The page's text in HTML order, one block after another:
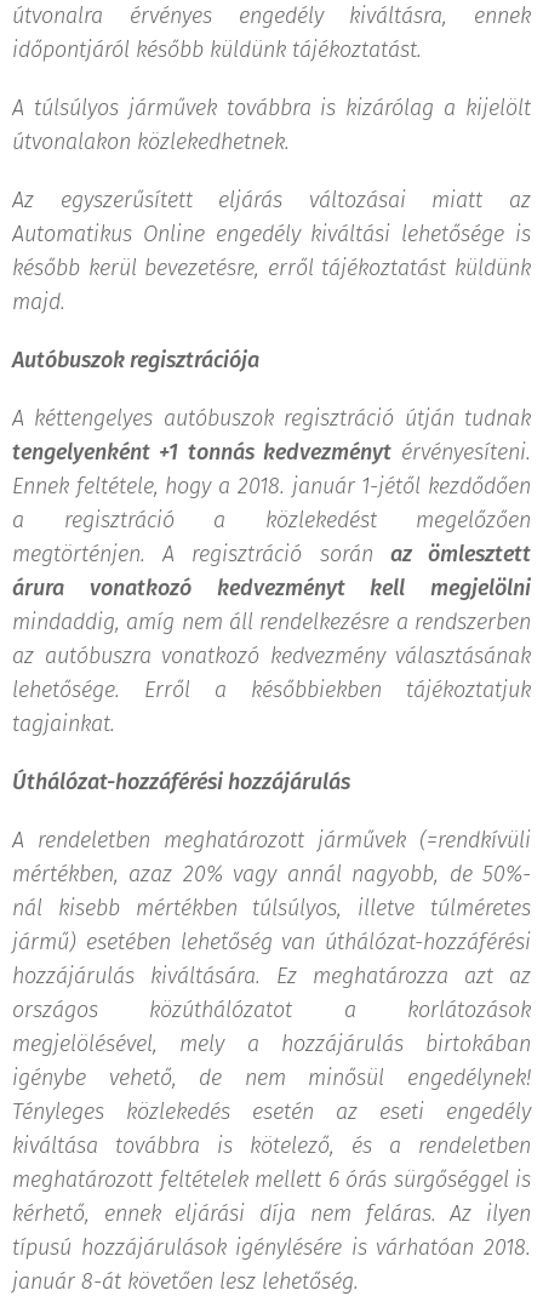
útvonalra érvényes engedély kiváltásra, ennek
időpontjáról később küldünk tájékoztatást.
A túlsúlyos járművek továbbra is kizárólag a kijelölt
útvonalakon közlekedhetnek.
Az egyszerűsített eljárás változásai miatt az
Automatikus Online engedély kiváltási lehetősége is
később kerül bevezetésre, erről tájékoztatást küldünk
majd.
Autóbuszok regisztrációja
A kéttengelyes autóbuszok regisztráció útján tudnak
tengelyenként +1 tonnás kedvezménytérvényesíteni.
Ennek feltétele, hogy a 2018. január 1-jétől kezdődően
a regisztráció a közlekedést megelőzően
megtörténjen. A regisztráció során az ömlesztett
árura vonatkozó kedvezményt kell megjelölni
mindaddig, amíg nem áll rendelkezésre a rendszerben
az autóbuszra vonatkozó kedvezmény választásának
lehetősége. Erről a későbbiekben tájékoztatjuk
tagjainkat.
Úthálózat-hozzáférési hozzájárulás
A rendeletben meghatározott járművek (=rendkívüli
mértékben, azaz 20% vagy annál nagyobb, de 50%-
nál kisebb mértékben túlsúlyos, illetve túlméretes
jármű) esetében lehetőség van úthálózat-hozzáférési
hozzájárulás kiváltására. Ez meghatározza azt az
országos közúthálózatot a korlátozások
megjelölésével, mely a hozzájárulás birtokában
igénybe vehető, de nem minősül engedélynek!
Tényleges közlekedés esetén az eseti engedély
kiváltása továbbra is kötelező, és a rendeletben
meghatározott feltételek mellett 6 órás sürgőséggel is
kérhető, ennek eljárási díja nem feláras. Az ilyen
típusú hozzájárulások igénylésére is várhatóan 2018.
január 8-át követően lesz lehetőség.